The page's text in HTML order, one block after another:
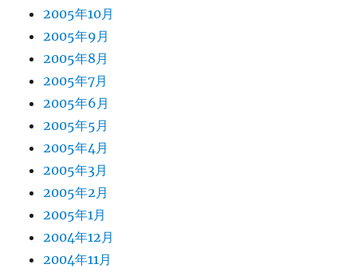
2005年10月
2005年9月
2005年8月
2005年7月
2005年6月
2005年5月
2005年4月
2005年3月
2005年2月
2005年1月
2004年12月
2004年11月